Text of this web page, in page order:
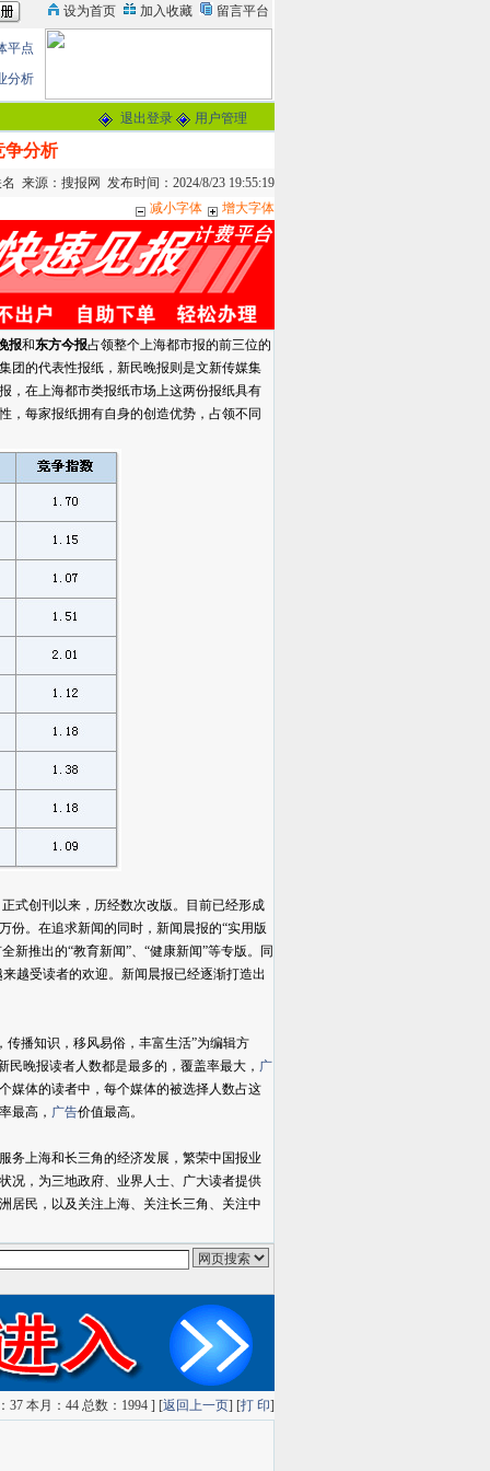
平点
分析
退出登录 用户管理
争分析
来源：搜报网 发布时间：2024/8/23 19:55:19
减小字体
增大字体
报和东方今报占领整个上海都市报的前三位的
团的代表性报纸，新民晚报则是文新传媒集
，在上海都市类报纸市场上这两份报纸具有
，每家报纸拥有自身的创造优势，占领不同
创刊以来，历经数次改版。目前已经形成
份。在追求新闻的同时，新闻晨报的“实用版
新推出的“教育新闻”、“健康新闻”等专版。同
越受读者的欢迎。新闻晨报已经逐渐打造出
播知识，移风易俗，丰富生活”为编辑方
晚报读者人数都是最多的，覆盖率最大， 广
媒体的读者中，每个媒体的被选择人数占这
最高， 广告价值最高。
上海和长三角的经济发展，繁荣中国报业
况，为三地政府、业界人士、广大读者提供
居民，以及关注上海、关注长三角、关注中
狗狗搜索 有道搜索
37 本月：44 总数：1994 ] [返回上一页] [打 印]